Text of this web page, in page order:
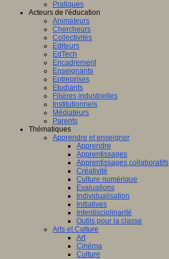
Pratiques
Acteurs de l'éducation
Animateurs
Chercheurs
Collectivités
Editeurs
EdTech
Encadrement
Enseignants
Entreprises
Etudiants
Filières industrielles
Institutionnels
Médiateurs
Parents
Thématiques
Apprendre et enseigner
Apprendre
Apprentissages
Apprentissages collaboratifs
Créativité
Culture numérique
Evaluations
Individualisation
Initiatives
Interdisciplinarité
Outils pour la classe
Arts et Culture
Art
Cinéma
Culture